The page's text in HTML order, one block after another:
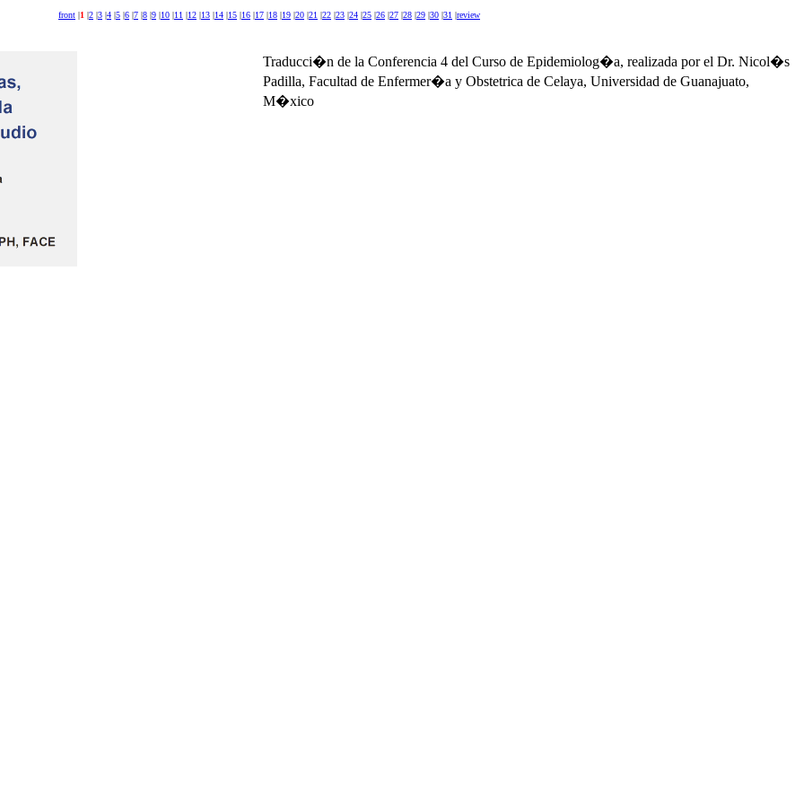
front |1 |2 |3 |4 |5 |6 |7 |8 |9 |10 |11 |12 |13 |14 |15 |16 |17 |18 |19 |20 |21 |22 |23 |24 |25 |26 |27 |28 |29 |30 |31 |review
Traducci�n de la Conferencia 4 del Curso de Epidemiolog�a, realizada por el Dr. Nicol�s
Padilla, Facultad de Enfermer�a y Obstetrica de Celaya, Universidad de Guanajuato,
M�xico